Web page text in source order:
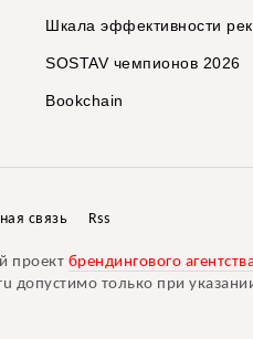
Шкала эффективности
SOSTAV чемпионов 2026
Bookchain
связь Rss
проект брендингового
допустимо только при